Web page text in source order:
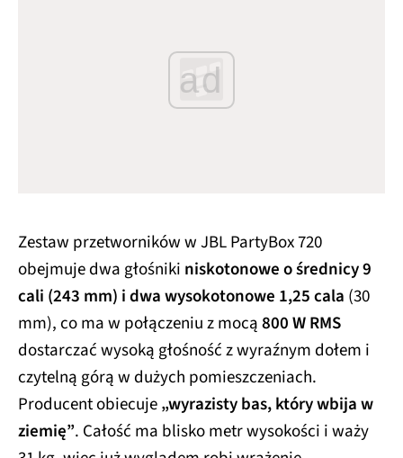
ad
Zestaw przetworników w JBL PartyBox 720
obejmuje dwa głośniki niskotonowe o średnicy 9
cali (243 mm) i dwa wysokotonowe 1,25 cala (30
mm), co ma w połączeniu z mocą800 W RMS
dostarczać wysoką głośność z wyraźnym dołem i
czytelną górą w dużych pomieszczeniach.
Producent obiecuje„wyrazisty bas, który wbija w
ziemię”. Całość ma blisko metr wysokości i waży